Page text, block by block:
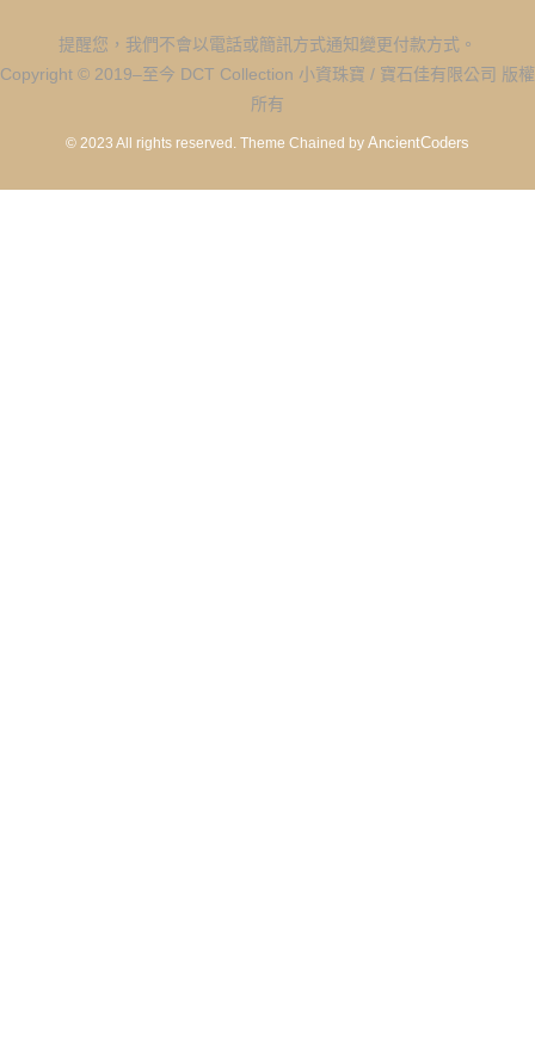
提醒您，我們不會以電話或簡訊方式通知變更付款方式。
Copyright © 2019–至今 DCT Collection 小資珠寶 / 寶石佳有限公司 版權
所有
© 2023 All rights reserved. Theme Chained by AncientCoders